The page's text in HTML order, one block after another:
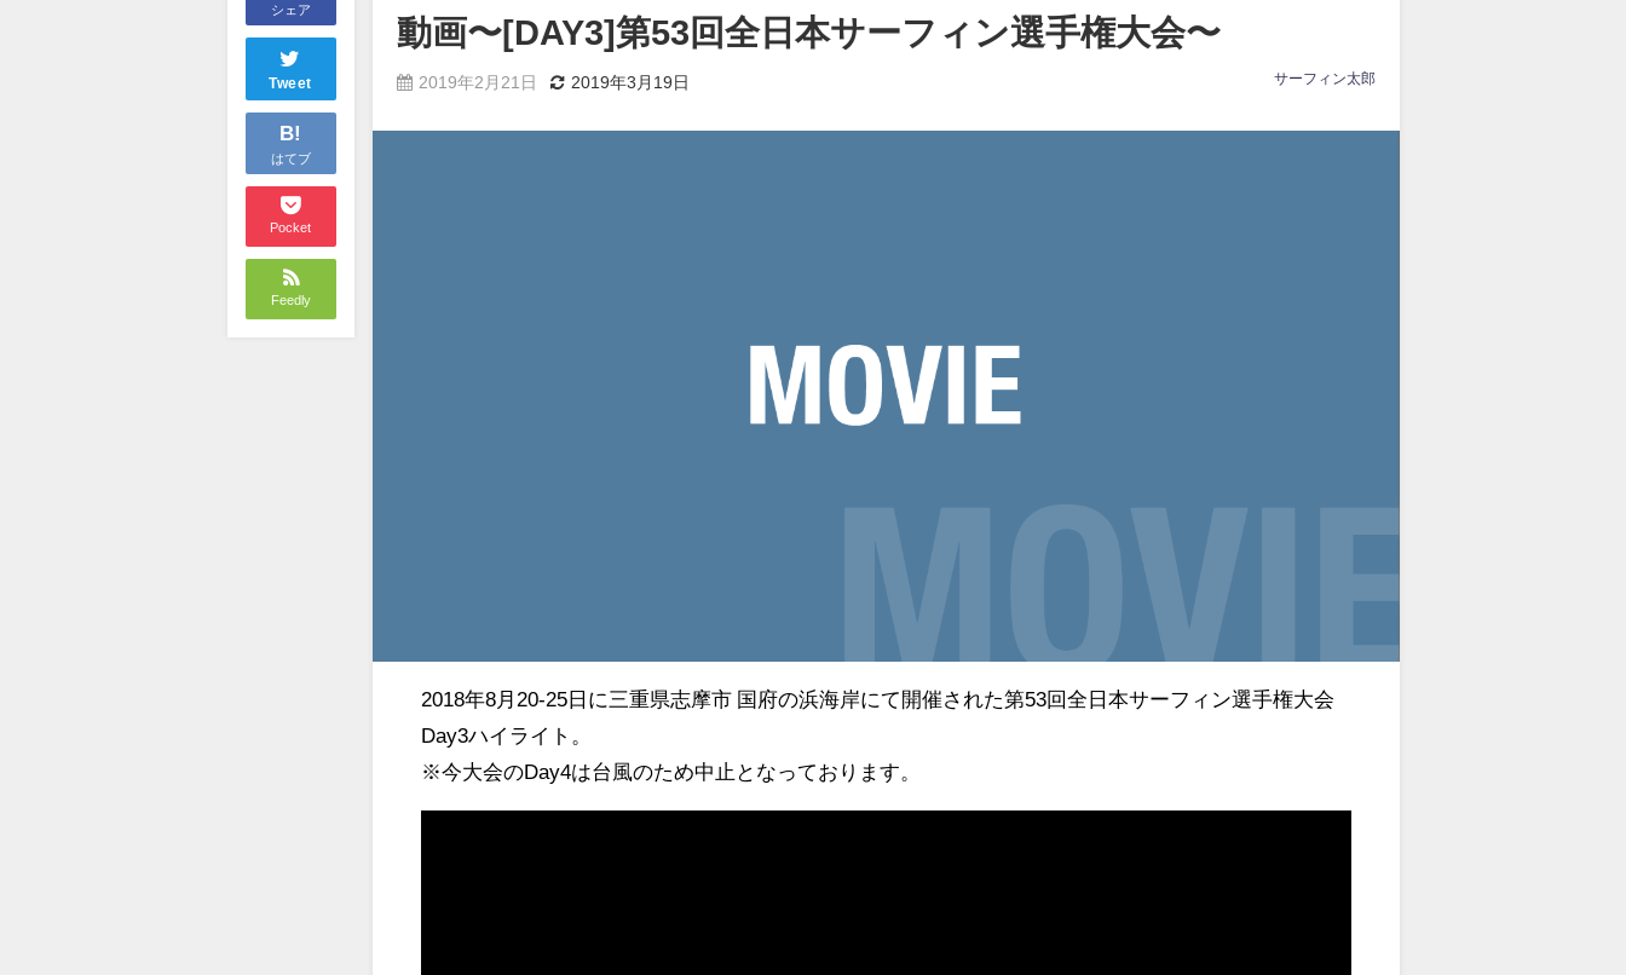
シェア
Tweet
B!
はてブ
Pocket
Feedly
動画〜[DAY3]第53回全日本サーフィン選手権大会〜
2019年2月21日 2019年3月19日 サーフィン太郎
2018年8月20-25日に三重県志摩市 国府の浜海岸にて開催された第53回全日本サーフィン選手権大会
Day3ハイライト。
※今大会のDay4は台風のため中止となっております。